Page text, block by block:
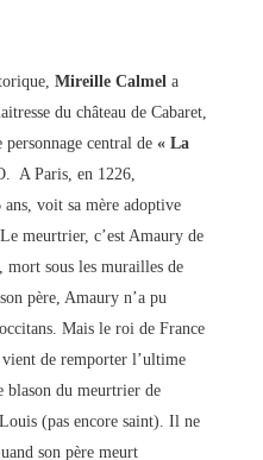
Mireille Calmel a
du château de Cabaret,
central de « La
A Paris, en 1226,
voit sa mère adoptive
meurtrier, c’est Amaury de
sous les murailles de
père, Amaury n’a pu
Mais le roi de France
de remporter l’ultime
blason du meurtrier de
(pas encore saint). Il ne
son père meurt